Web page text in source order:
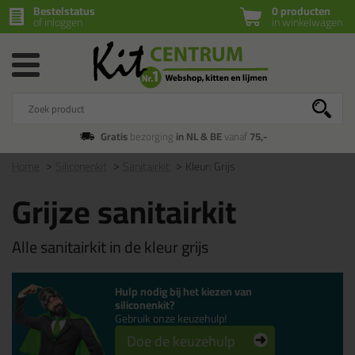
0 producten
in winkelwagen
Bestelstatus
of inloggen
Gratisbezorging in NL & BEvanaf75,-
Kleur: Grijs
Grijze sanitairkit
Alle sanitairkit in de kleur grijs
Hulp nodig bij het kiezen van
siliconenkit?
Gebruik onze keuzehulp!
Doe de keuzehulp